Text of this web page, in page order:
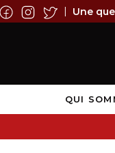
| Une
QUI